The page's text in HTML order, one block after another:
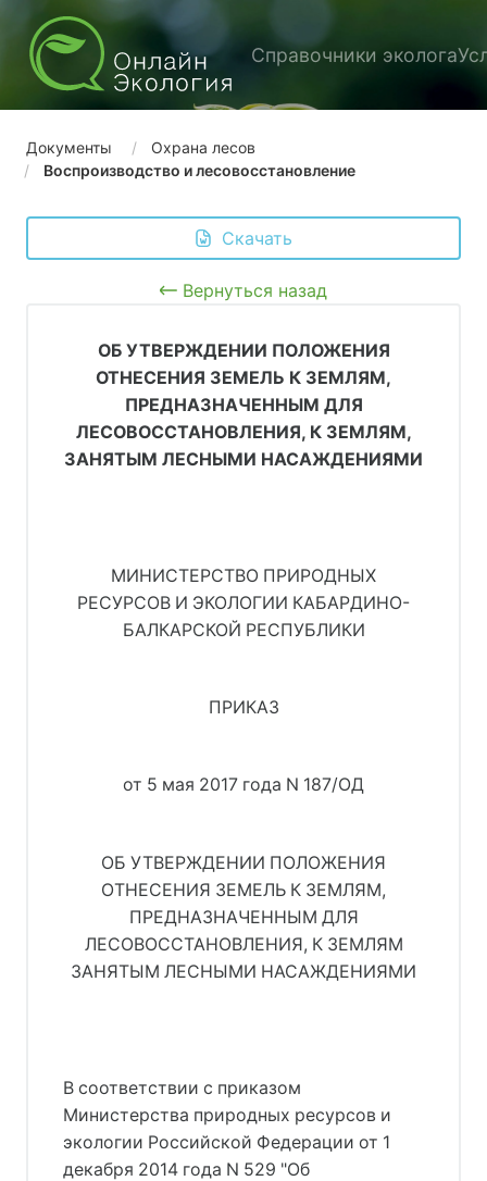
Справочники эколога
Документы
Охрана лесов
Воспроизводство и лесовосстановление
Скачать
Вернуться назад
ОБ УТВЕРЖДЕНИИ ПОЛОЖЕНИЯ
ОТНЕСЕНИЯ ЗЕМЕЛЬ К ЗЕМЛЯМ,
ПРЕДНАЗНАЧЕННЫМ ДЛЯ
ЛЕСОВОССТАНОВЛЕНИЯ, К ЗЕМЛЯМ,
ЗАНЯТЫМ ЛЕСНЫМИ НАСАЖДЕНИЯМИ
МИНИСТЕРСТВО ПРИРОДНЫХ
РЕСУРСОВ И ЭКОЛОГИИ КАБАРДИНО-
БАЛКАРСКОЙ РЕСПУБЛИКИ
ПРИКАЗ
от 5 мая 2017 года N 187/ОД
ОБ УТВЕРЖДЕНИИ ПОЛОЖЕНИЯ
ОТНЕСЕНИЯ ЗЕМЕЛЬ К ЗЕМЛЯМ,
ПРЕДНАЗНАЧЕННЫМ ДЛЯ
ЛЕСОВОССТАНОВЛЕНИЯ, К ЗЕМЛЯМ
ЗАНЯТЫМ ЛЕСНЫМИ НАСАЖДЕНИЯМИ
В соответствии с приказом
Министерства природных ресурсов и
экологии Российской Федерации от 1
декабря 2014 года N 529 "Об